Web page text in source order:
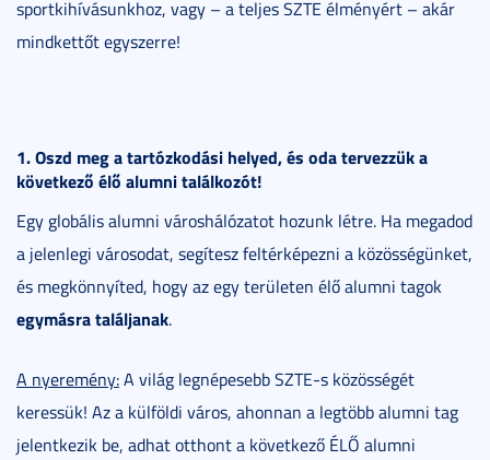
sportkihívásunkhoz, vagy – a teljes SZTE élményért – akár
mindkettőt egyszerre!
1. Oszd meg a tartózkodási helyed, és oda tervezzük a
következő élő alumni találkozót!
Egy globális alumni városhálózatot hozunk létre. Ha megadod
a jelenlegi városodat, segítesz feltérképezni a közösségünket,
és megkönnyíted, hogy az egy területen élő alumni tagok
egymásra találjanak.
A nyeremény:A világ legnépesebb SZTE-s közösségét
keressük! Az a külföldi város, ahonnan a legtöbb alumni tag
jelentkezik be, adhat otthont a következő ÉLŐ alumni